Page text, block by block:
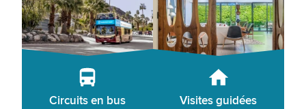
Circuits en bus Visites guidées